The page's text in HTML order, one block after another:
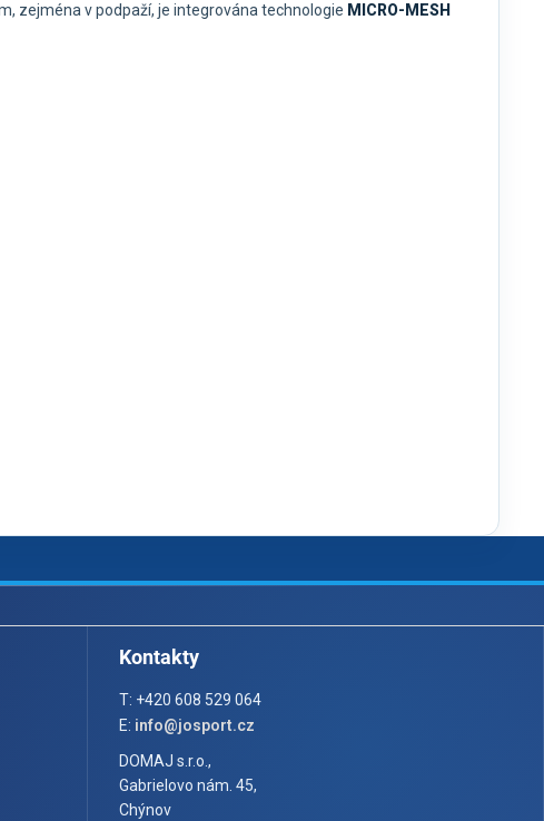
zejména v podpaží, je integrována technologie MICRO-MESH
Kontakty
T: +420 608 529 064
E: info@josport.cz
DOMAJ s.r.o.,
Gabrielovo nám. 45,
Chýnov